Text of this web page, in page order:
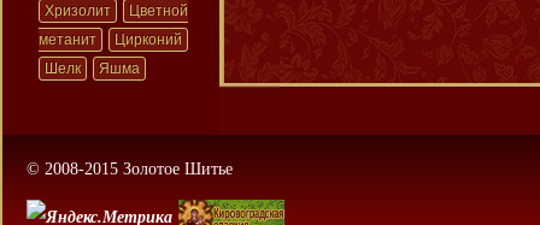
Хризолит
Цветной
метанит
Цирконий
Шелк
Яшма
© 2008-2015 Золотое Шитье